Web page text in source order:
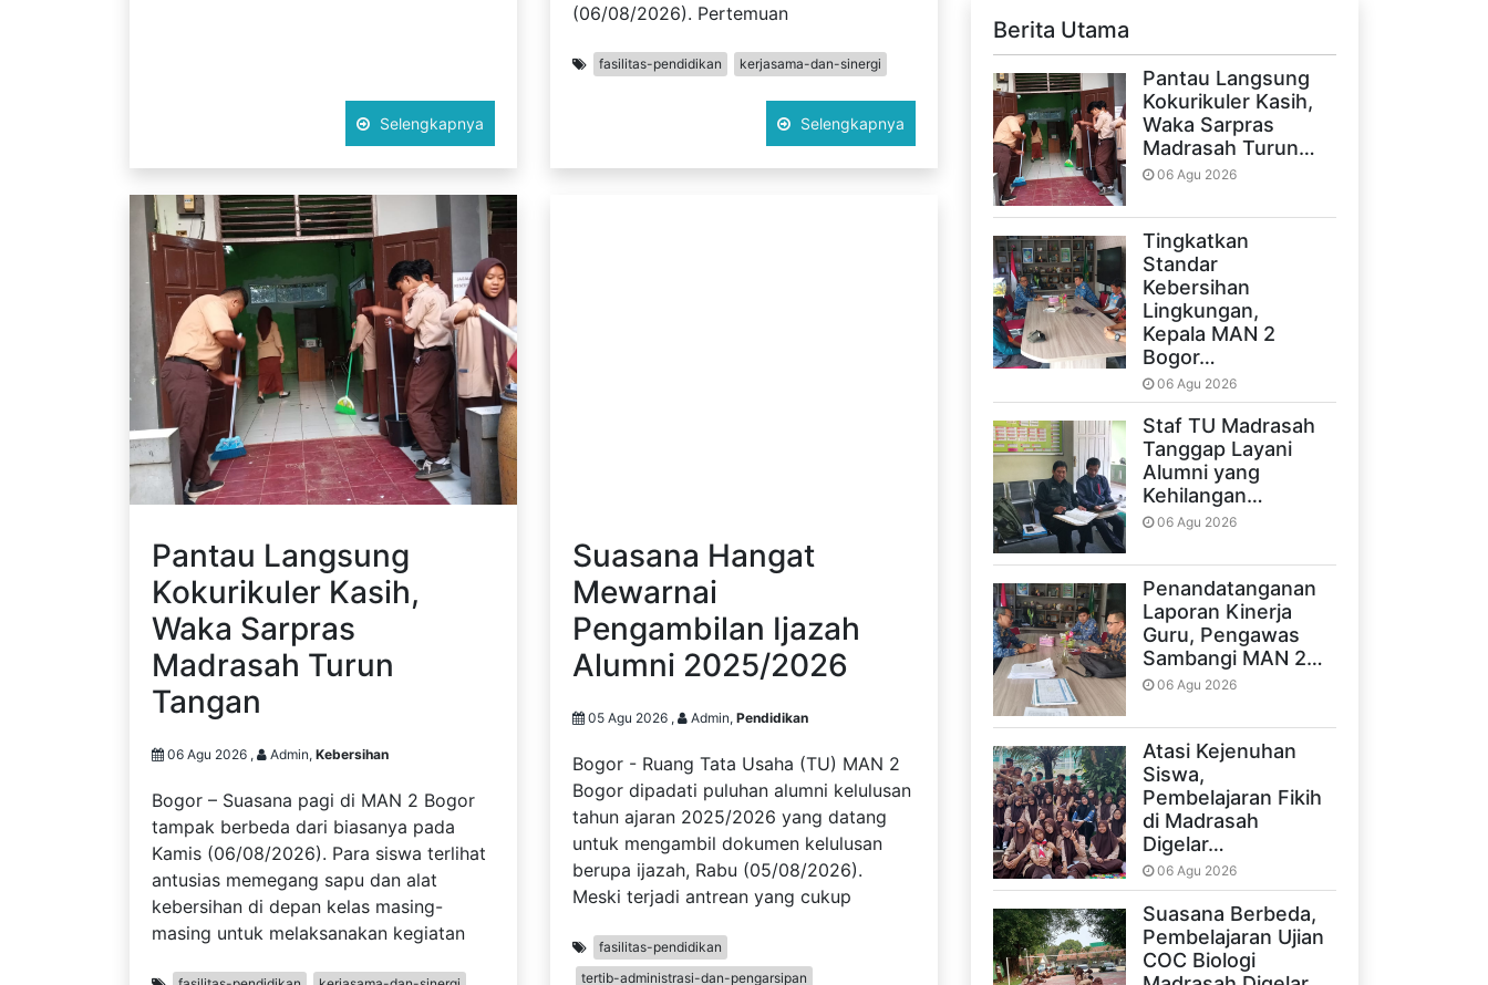
Selengkapnya
(06/08/2026). Pertemuan
fasilitas-pendidikan kerjasama-dan-sinergi
Selengkapnya
Pantau Langsung
Kokurikuler Kasih,
Waka Sarpras
Madrasah Turun
Tangan
06 Agu 2026 , Admin, Kebersihan
Bogor – Suasana pagi di MAN 2 Bogor
tampak berbeda dari biasanya pada
Kamis (06/08/2026). Para siswa terlihat
antusias memegang sapu dan alat
kebersihan di depan kelas masing-
masing untuk melaksanakan kegiatan
Suasana Hangat
Mewarnai
Pengambilan Ijazah
Alumni 2025/2026
05 Agu 2026 , Admin, Pendidikan
Bogor - Ruang Tata Usaha (TU) MAN 2
Bogor dipadati puluhan alumni kelulusan
tahun ajaran 2025/2026 yang datang
untuk mengambil dokumen kelulusan
berupa ijazah, Rabu (05/08/2026).
Meski terjadi antrean yang cukup
fasilitas-pendidikan
tertib-administrasi-dan-pengarsipan
Berita Utama
Pantau Langsung
Kokurikuler Kasih,
Waka Sarpras
Madrasah Turun…
06 Agu 2026
Tingkatkan
Standar
Kebersihan
Lingkungan,
Kepala MAN 2
Bogor…
06 Agu 2026
Staf TU Madrasah
Tanggap Layani
Alumni yang
Kehilangan…
06 Agu 2026
Penandatanganan
Laporan Kinerja
Guru, Pengawas
Sambangi MAN 2…
06 Agu 2026
Atasi Kejenuhan
Siswa,
Pembelajaran Fikih
di Madrasah
Digelar…
06 Agu 2026
Suasana Berbeda,
Pembelajaran Ujian
COC Biologi